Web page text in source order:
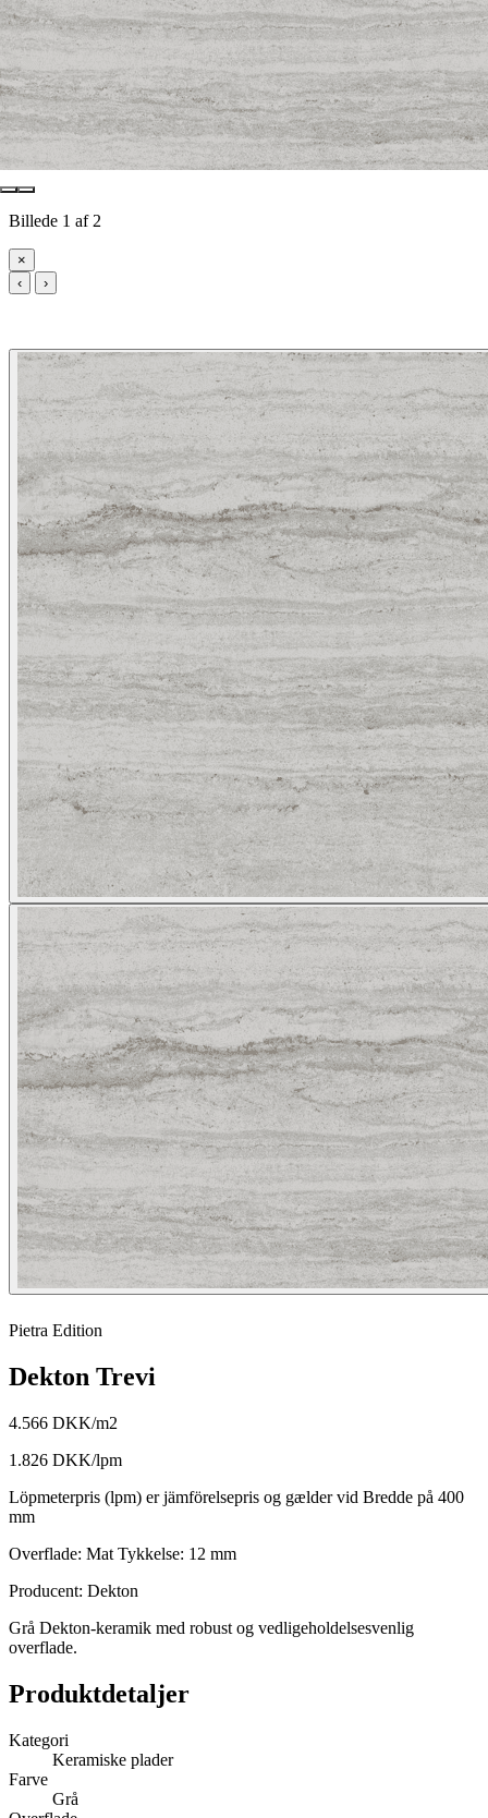
Billede 1 af 2
×
‹
›
Pietra Edition
Dekton Trevi
4.566 DKK/m2
1.826 DKK/lpm
Löpmeterpris (lpm) er jämförelsepris og gælder vid Bredde på 400
mm
Overflade: Mat Tykkelse: 12 mm
Producent: Dekton
Grå Dekton-keramik med robust og vedligeholdelsesvenlig
overflade.
Produktdetaljer
Kategori
Keramiske plader
Farve
Grå